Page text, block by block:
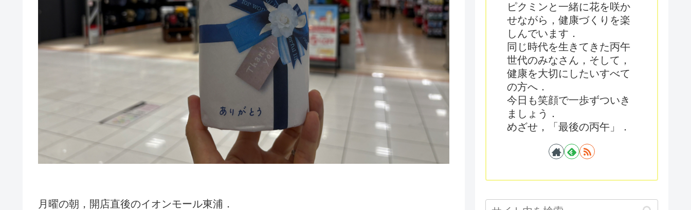
月曜の朝，開店直後のイオンモール東浦．
ピクミンと一緒に花を咲か
せながら，健康づくりを楽
しんでいます．
同じ時代を生きてきた丙午
世代のみなさん，そして，
健康を大切にしたいすべて
の方へ．
今日も笑顔で一歩ずついき
ましょう．
めざせ，「最後の丙午」．